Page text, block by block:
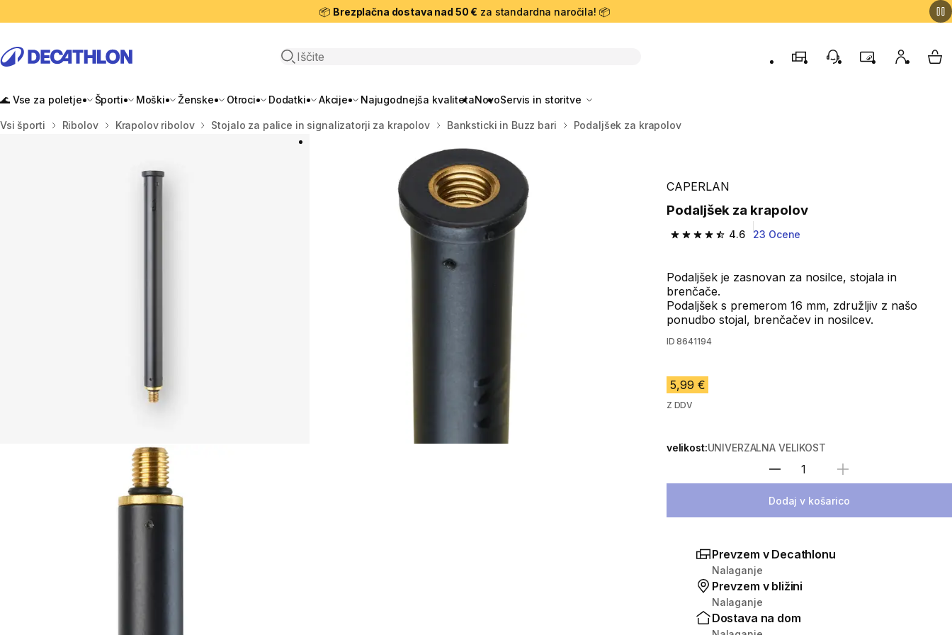
📦 Brezplačna dostava nad 50 € za standardna naročila! 📦
Odpri iskanje
TrgovinePodporo strankam
ProgramMoj račun
🌊 Vse za poletje Športi Moški Ženske Otroci Dodatki Akcije Najugodnejša kvalitetaNovoServis in storitve
Domov
Vsi športi Ribolov Krapolov ribolov Stojalo za palice in signalizatorji za krapolov Banksticki in Buzz bari Podaljšek za krapolov
CAPERLAN
Podaljšek za krapolov
4.6
4.6 od 5 zvezdic from 23 ocene
23 Ocene
Podaljšek je zasnovan za nosilce, stojala in
brenčače.
Podaljšek s premerom 16 mm, združljiv z našo
ponudbo stojal, brenčačev in nosilcev.
ID 8641194
5,99 €
Z DDV
velikost:UNIVERZALNA VELIKOST
Izberite količino
Dodaj v košarico
Prevzem v Decathlonu
Nalaganje
Prevzem v bližini
Nalaganje
Dostava na dom